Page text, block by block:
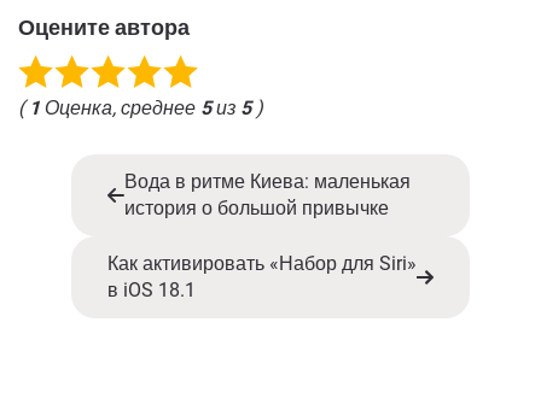
Оцените автора
( 1 Оценка, среднее 5из 5)
Вода в ритме Киева: маленькая
история о большой привычке
Как активировать «Набор для Siri»
в iOS 18.1